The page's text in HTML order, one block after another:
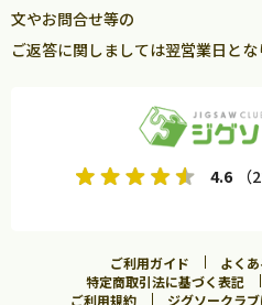
文やお問合せ等の
ご返答に関しましては翌営業日とな
4.6
ご利用ガイド よく
特定商取引法に基づく表記
ご利用規約
ジグソークラ